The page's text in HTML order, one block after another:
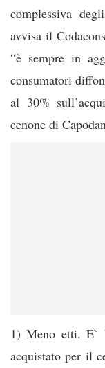
complessiva
avvisa il
“è sempre in
consumatori
al 30%
cenone di
1) Meno etti. E`
acquistato per il